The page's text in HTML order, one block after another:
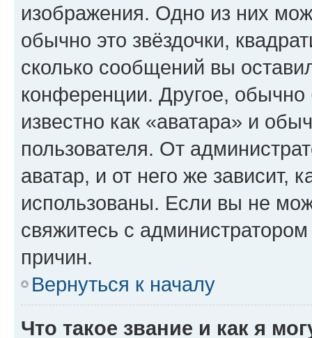
изображения. Одно из них
обычно это звёздочки,
сколько сообщений вы
конференции. Другое,
известно как «аватара» и
пользователя. От
аватар, и от него же зависит,
использованы. Если вы не
свяжитесь с
причин.
Вернуться к началу
Что такое звание и как я